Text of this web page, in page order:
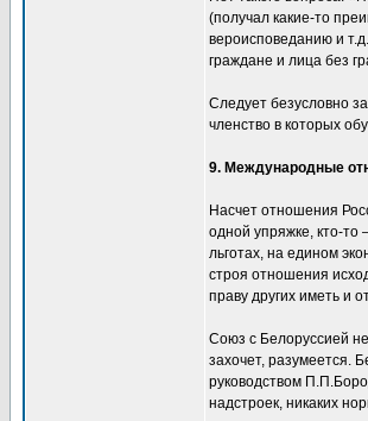
(получал какие-то
вероисповеданию и
граждане и лица без
Следует безусловно
членство в которых
9. Международные
Насчет отношения
одной упряжке, кто-то
льготах, на едином
строя отношения
праву других иметь и
Союз с Белоруссией
захочет, разумеется.
руководством
надстроек, никаких